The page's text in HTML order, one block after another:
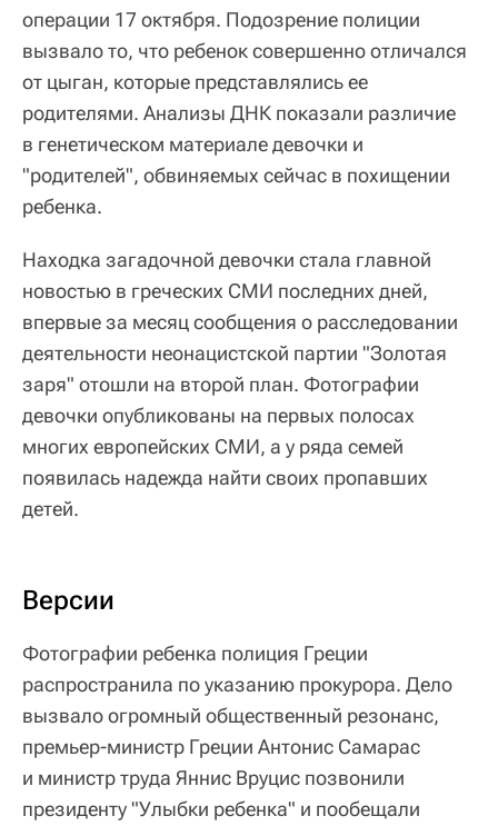
операции 17 октября. Подозрение полиции
вызвало то, что ребенок совершенно отличался
от цыган, которые представлялись ее
родителями. Анализы ДНК показали различие
в генетическом материале девочки и
"родителей", обвиняемых сейчас в похищении
ребенка.
Находка загадочной девочки стала главной
новостью в греческих СМИ последних дней,
впервые за месяц сообщения о расследовании
деятельности неонацистской партии "Золотая
заря" отошли на второй план. Фотографии
девочки опубликованы на первых полосах
многих европейских СМИ, а у ряда семей
появилась надежда найти своих пропавших
детей.
Версии
Фотографии ребенка полиция Греции
распространила по указанию прокурора. Дело
вызвало огромный общественный резонанс,
премьер-министр Греции Антонис Самарас
и министр труда Яннис Вруцис позвонили
президенту "Улыбки ребенка" и пообещали